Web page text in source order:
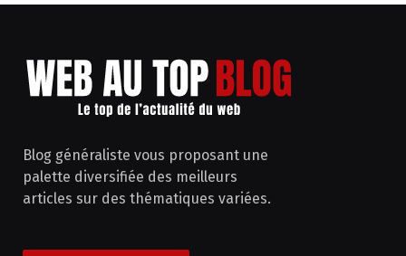
Blog généraliste vous proposant une
palette diversifiée des meilleurs
articles sur des thématiques variées.